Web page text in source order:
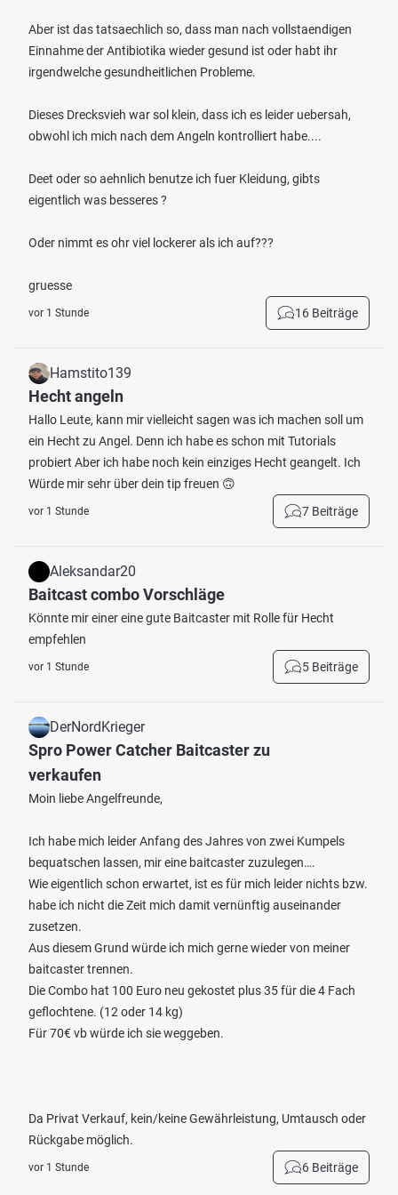
Aber ist das tatsaechlich so, dass man nach vollstaendigen
Einnahme der Antibiotika wieder gesund ist oder habt ihr
irgendwelche gesundheitlichen Probleme.
Dieses Drecksvieh war sol klein, dass ich es leider uebersah,
obwohl ich mich nach dem Angeln kontrolliert habe....
Deet oder so aehnlich benutze ich fuer Kleidung, gibts
eigentlich was besseres ?
Oder nimmt es ohr viel lockerer als ich auf???
gruesse
vor 1 Stunde 16 Beiträge
Hamstito139
Hecht angeln
Hallo Leute, kann mir vielleicht sagen was ich machen soll um
ein Hecht zu Angel. Denn ich habe es schon mit Tutorials
probiert Aber ich habe noch kein einziges Hecht geangelt. Ich
Würde mir sehr über dein tip freuen 🙃
vor 1 Stunde 7 Beiträge
Aleksandar20
Baitcast combo Vorschläge
Könnte mir einer eine gute Baitcaster mit Rolle für Hecht
empfehlen
vor 1 Stunde 5 Beiträge
DerNordKrieger
Spro Power Catcher Baitcaster zu
verkaufen
Moin liebe Angelfreunde,
Ich habe mich leider Anfang des Jahres von zwei Kumpels
bequatschen lassen, mir eine baitcaster zuzulegen….
Wie eigentlich schon erwartet, ist es für mich leider nichts bzw.
habe ich nicht die Zeit mich damit vernünftig auseinander
zusetzen.
Aus diesem Grund würde ich mich gerne wieder von meiner
baitcaster trennen.
Die Combo hat 100 Euro neu gekostet plus 35 für die 4 Fach
geflochtene. (12 oder 14 kg)
Für 70€ vb würde ich sie weggeben.
Da Privat Verkauf, kein/keine Gewährleistung, Umtausch oder
Rückgabe möglich.
vor 1 Stunde 6 Beiträge